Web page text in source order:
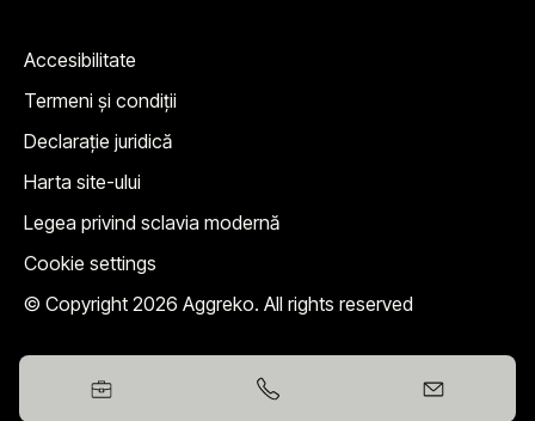
© Copyright 2026 Aggreko. All rights reserved
Accesibilitate
Termeni şi condiţii
Declarație juridică
Harta site-ului
Legea privind sclavia modernă
Cookie settings